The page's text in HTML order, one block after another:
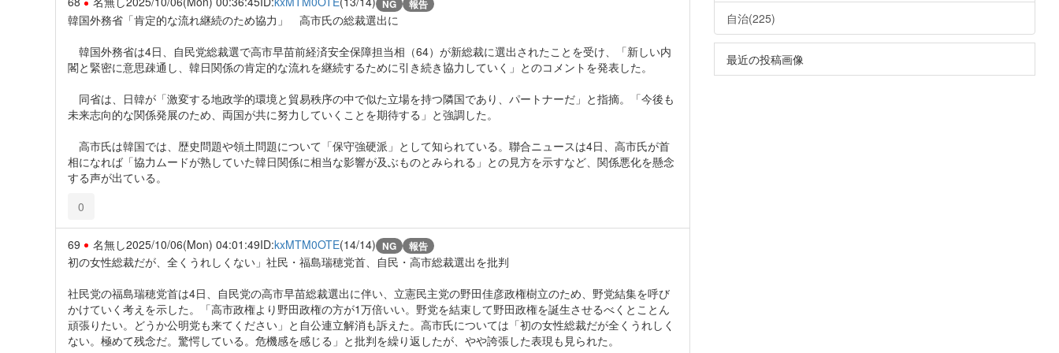
NG 報告
韓国外務省「肯定的な流れ継続のため協力」 高市氏の総裁選出に
韓国外務省は4日、自民党総裁選で高市早苗前経済安全保障担当相（64）が新総裁に選出されたことを受け、「新しい内
閣と緊密に意思疎通し、韓日関係の肯定的な流れを継続するために引き続き協力していく」とのコメントを発表した。
同省は、日韓が「激変する地政学的環境と貿易秩序の中で似た立場を持つ隣国であり、パートナーだ」と指摘。「今後も
未来志向的な関係発展のため、両国が共に努力していくことを期待する」と強調した。
高市氏は韓国では、歴史問題や領土問題について「保守強硬派」として知られている。聯合ニュースは4日、高市氏が首
相になれば「協力ムードが熟していた韓日関係に相当な影響が及ぶものとみられる」との見方を示すなど、関係悪化を懸念
する声が出ている。
0
69 名無し2025/10/06(Mon) 04:01:49ID:kxMTM0OTE(14/14) NG 報告
初の女性総裁だが、全くうれしくない」社民・福島瑞穂党首、自民・高市総裁選出を批判
社民党の福島瑞穂党首は4日、自民党の高市早苗総裁選出に伴い、立憲民主党の野田佳彦政権樹立のため、野党結集を呼び
かけていく考えを示した。「高市政権より野田政権の方が1万倍いい。野党を結束して野田政権を誕生させるべくとことん
頑張りたい。どうか公明党も来てください」と自公連立解消も訴えた。高市氏については「初の女性総裁だが全くうれしく
ない。極めて残念だ。驚愕している。危機感を感じる」と批判を繰り返したが、やや誇張した表現も見られた。
自治(225)
最近の投稿画像